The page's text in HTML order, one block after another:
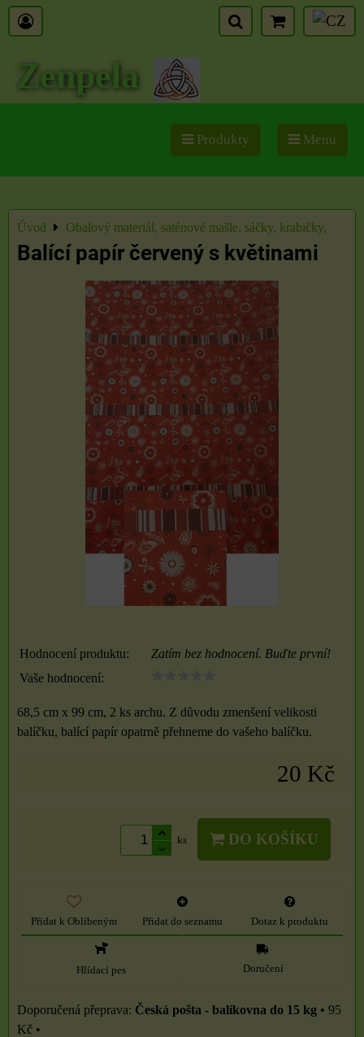
Zenpela
Produkty Menu
Úvod Obalový materiál, saténové mašle, sáčky, krabičky,
Balící papír červený s květinami
Hodnocení produktu:
Zatím bez hodnocení. Buďte první!
Vaše hodnocení:
68,5 cm x 99 cm, 2 ks archu. Z důvodu zmenšení velikosti
balíčku, balící papír opatrně přehneme do vašeho balíčku.
20 Kč
ks DO KOŠÍKU
Přidat k Oblíbeným Přidat do seznamu Dotaz k produktu
Hlídací pes Doručení
Česká pošta - balíkovna do 15 kg • 95
Kč •